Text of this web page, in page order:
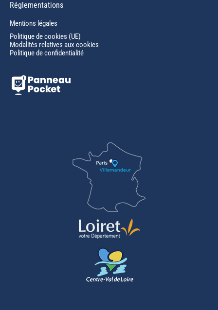
Réglementations
Mentions légales
Politique de cookies (UE)
Modalités relatives aux cookies
Politique de confidentialité